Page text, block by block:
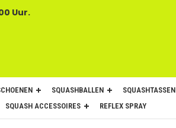
Uur.
SQUASHBALLEN SQUASHTASSEN
SQUASH ACCESSOIRES
REFLEX SPRAY